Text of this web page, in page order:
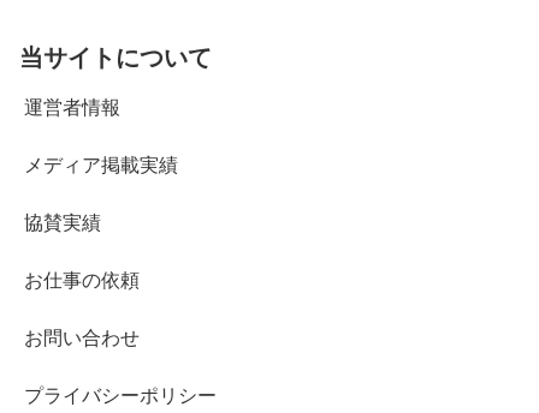
当サイトについて
運営者情報
メディア掲載実績
協賛実績
お仕事の依頼
お問い合わせ
プライバシーポリシー